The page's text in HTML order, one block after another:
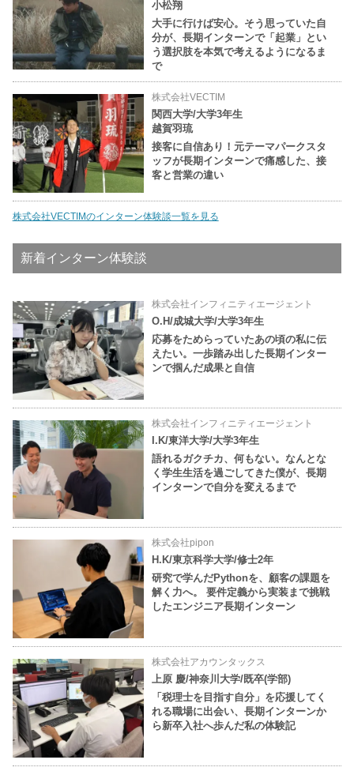
小松翔
大手に行けば安心。そう思っていた自
分が、長期インターンで「起業」とい
う選択肢を本気で考えるようになるま
で
株式会社VECTIM
関西大学/大学3年生
越賀羽琉
接客に自信あり！元テーマパークスタ
ッフが長期インターンで痛感した、接
客と営業の違い
株式会社VECTIMのインターン体験談一覧を見る
新着インターン体験談
株式会社インフィニティエージェント
O.H/成城大学/大学3年生
応募をためらっていたあの頃の私に伝
えたい。一歩踏み出した長期インター
ンで掴んだ成果と自信
株式会社インフィニティエージェント
I.K/東洋大学/大学3年生
語れるガクチカ、何もない。なんとな
く学生生活を過ごしてきた僕が、長期
インターンで自分を変えるまで
株式会社pipon
H.K/東京科学大学/修士2年
研究で学んだPythonを、顧客の課題を
解く力へ。 要件定義から実装まで挑戦
したエンジニア長期インターン
株式会社アカウンタックス
上原 慶/神奈川大学/既卒(学部)
「税理士を目指す自分」を応援してく
れる職場に出会い、長期インターンか
ら新卒入社へ歩んだ私の体験記